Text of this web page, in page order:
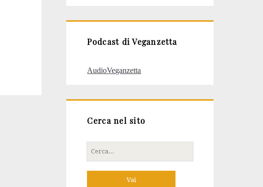
Podcast di Veganzetta
AudioVeganzetta
Cerca nel sito
Cerca
per: